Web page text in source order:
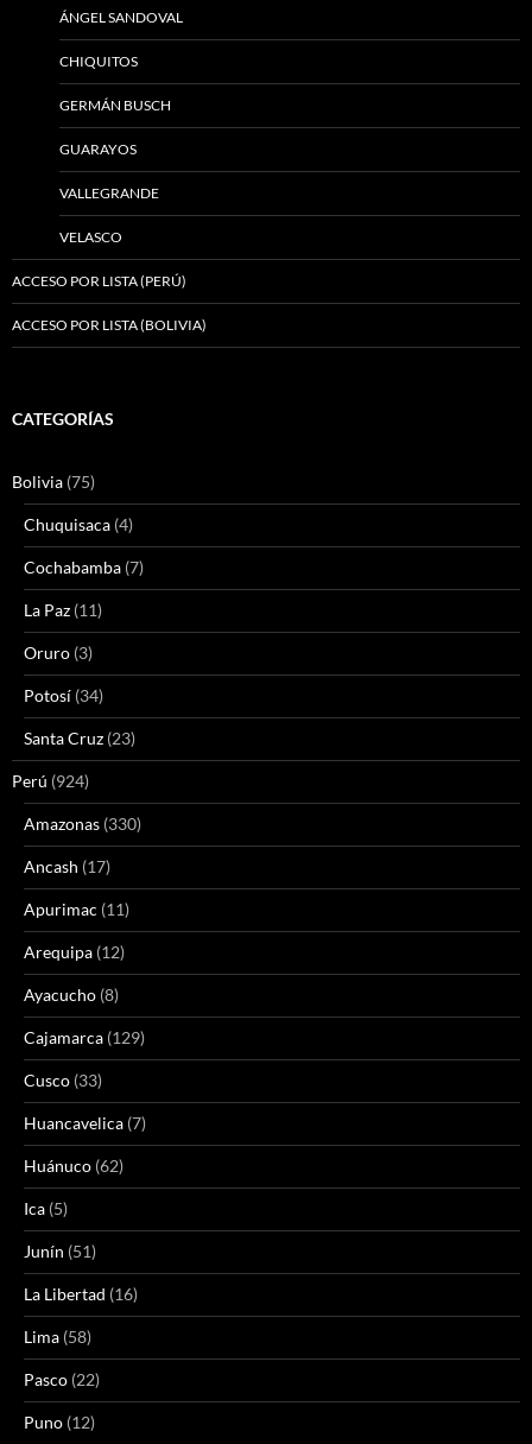
ÁNGEL SANDOVAL
CHIQUITOS
GERMÁN BUSCH
GUARAYOS
VALLEGRANDE
VELASCO
ACCESO POR LISTA (PERÚ)
ACCESO POR LISTA (BOLIVIA)
CATEGORÍAS
Bolivia (75)
Chuquisaca (4)
Cochabamba (7)
La Paz (11)
Oruro (3)
Potosí (34)
Santa Cruz (23)
Perú (924)
Amazonas (330)
Ancash (17)
Apurimac (11)
Arequipa (12)
Ayacucho (8)
Cajamarca (129)
Cusco (33)
Huancavelica (7)
Huánuco (62)
Ica (5)
Junín (51)
La Libertad (16)
Lima (58)
Pasco (22)
Puno (12)